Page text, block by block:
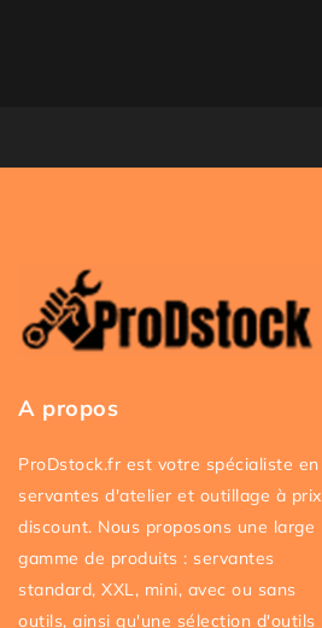
A propos
ProDstock.fr est votre spécialiste en
servantes d'atelier et outillage à prix
discount. Nous proposons une large
gamme de produits : servantes
standard, XXL, mini, avec ou sans
outils, ainsi qu'une sélection d'outils